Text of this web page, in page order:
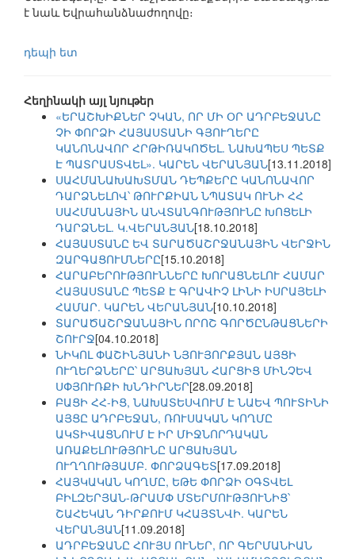
է նաև Եվրահանձնաժողովը։
դեպի ետ
Հեղինակի այլ նյութեր
«ԵՐԱՇԽԻՔՆԵՐ ՉԿԱՆ, ՈՐ ՄԻ ՕՐ ԱԴՐԲԵՋԱՆԸ
ՉԻ ՓՈՐՁԻ ՀԱՅԱՍՏԱՆԻ ԳՅՈՒՂԵՐԸ
ԿԱՆՈՆԱՎՈՐ ՀՐԹԻՌԱԿՈԾԵԼ. ՆԱԽԱՊԵՍ ՊԵՏՔ
Է ՊԱՏՐԱՍՏՎԵԼ». ԿԱՐԵՆ ՎԵՐԱՆՅԱՆ[13.11.2018]
ՍԱՀՄԱՆԱԽԱԽՏՄԱՆ ԴԵՊՔԵՐԸ ԿԱՆՈՆԱՎՈՐ
ԴԱՐՁՆԵԼՈՎ՝ ԹՈՒՐՔԻԱՆ ՆՊԱՏԱԿ ՈՒՆԻ ՀՀ
ՍԱՀՄԱՆԱՅԻՆ ԱՆՎՏԱՆԳՈՒԹՅՈՒՆԸ ԽՈՑԵԼԻ
ԴԱՐՁՆԵԼ. Կ.ՎԵՐԱՆՅԱՆ[18.10.2018]
ՀԱՅԱՍՏԱՆԸ ԵՎ ՏԱՐԱԾԱՇՐՋԱՆԱՅԻՆ ՎԵՐՋԻՆ
ԶԱՐԳԱՑՈՒՄՆԵՐԸ[15.10.2018]
ՀԱՐԱԲԵՐՈՒԹՅՈՒՆՆԵՐԸ ԽՈՐԱՑՆԵԼՈՒ ՀԱՄԱՐ
ՀԱՅԱՍՏԱՆԸ ՊԵՏՔ Է ԳՐԱՎԻՉ ԼԻՆԻ ԻՍՐԱՅԵԼԻ
ՀԱՄԱՐ. ԿԱՐԵՆ ՎԵՐԱՆՅԱՆ[10.10.2018]
ՏԱՐԱԾԱՇՐՋԱՆԱՅԻՆ ՈՐՈՇ ԳՈՐԾԸՆԹԱՑՆԵՐԻ
ՇՈՒՐՋ[04.10.2018]
ՆԻԿՈԼ ՓԱՇԻՆՅԱՆԻ ՆՅՈՒՅՈՐՔՅԱՆ ԱՅՑԻ
ՈՒՂԵՐՁՆԵՐԸ՝ ԱՐՑԱԽՅԱՆ ՀԱՐՑԻՑ ՄԻՆՉԵՎ
ՍՓՅՈՒՌՔԻ ԽՆԴԻՐՆԵՐ[28.09.2018]
ԲԱՑԻ ՀՀ-ԻՑ, ՆԱԽԱՏԵՍՎՈՒՄ Է ՆԱԵՎ ՊՈՒՏԻՆԻ
ԱՅՑԸ ԱԴՐԲԵՋԱՆ, ՌՈՒՍԱԿԱՆ ԿՈՂՄԸ
ԱԿՏԻՎԱՑՆՈՒՄ Է ԻՐ ՄԻՋՆՈՐԴԱԿԱՆ
ԱՌԱՔԵԼՈՒԹՅՈՒՆԸ ԱՐՑԱԽՅԱՆ
ՈՒՂՂՈՒԹՅԱՄԲ. ՓՈՐՁԱԳԵՏ[17.09.2018]
ՀԱՅԿԱԿԱՆ ԿՈՂՄԸ, ԵԹԵ ՓՈՐՁԻ ՕԳՏՎԵԼ
ԲԻԼԶԵՐՅԱՆ-ԹՐԱՄՓ ՄՏԵՐՄՈՒԹՅՈՒՆԻՑ՝
ՇԱՀԵԿԱՆ ԴԻՐՔՈՒՄ ԿՀԱՅՏՆՎԻ. ԿԱՐԵՆ
ՎԵՐԱՆՅԱՆ[11.09.2018]
ԱԴՐԲԵՋԱՆԸ ՀՈՒՅՍ ՈՒՆԵՐ, ՈՐ ԳԵՐՄԱՆԻԱՆ